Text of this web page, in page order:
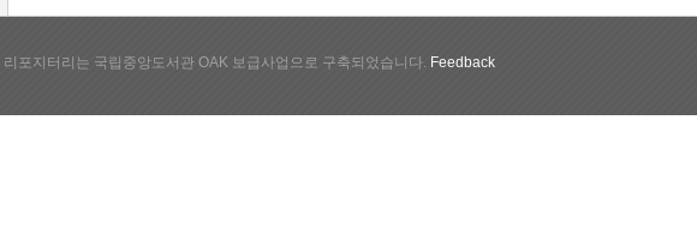
리포지터리는 국립중앙도서관 OAK 보급사업으로 구축되었습니다. Feedback